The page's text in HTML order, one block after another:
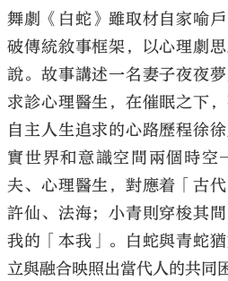
舞劇《白蛇》雖取材自家喻
破傳統敘事框架，以心理劇
說。故事講述一名妻子夜夜
求診心理醫生，在催眠之下
自主人生追求的心路歷程徐
實世界和意識空間兩個時
夫、心理醫生，對應着「古代
許仙、法海；小青則穿梭其
我的「本我」。白蛇與青蛇
立與融合映照出當代人的共同